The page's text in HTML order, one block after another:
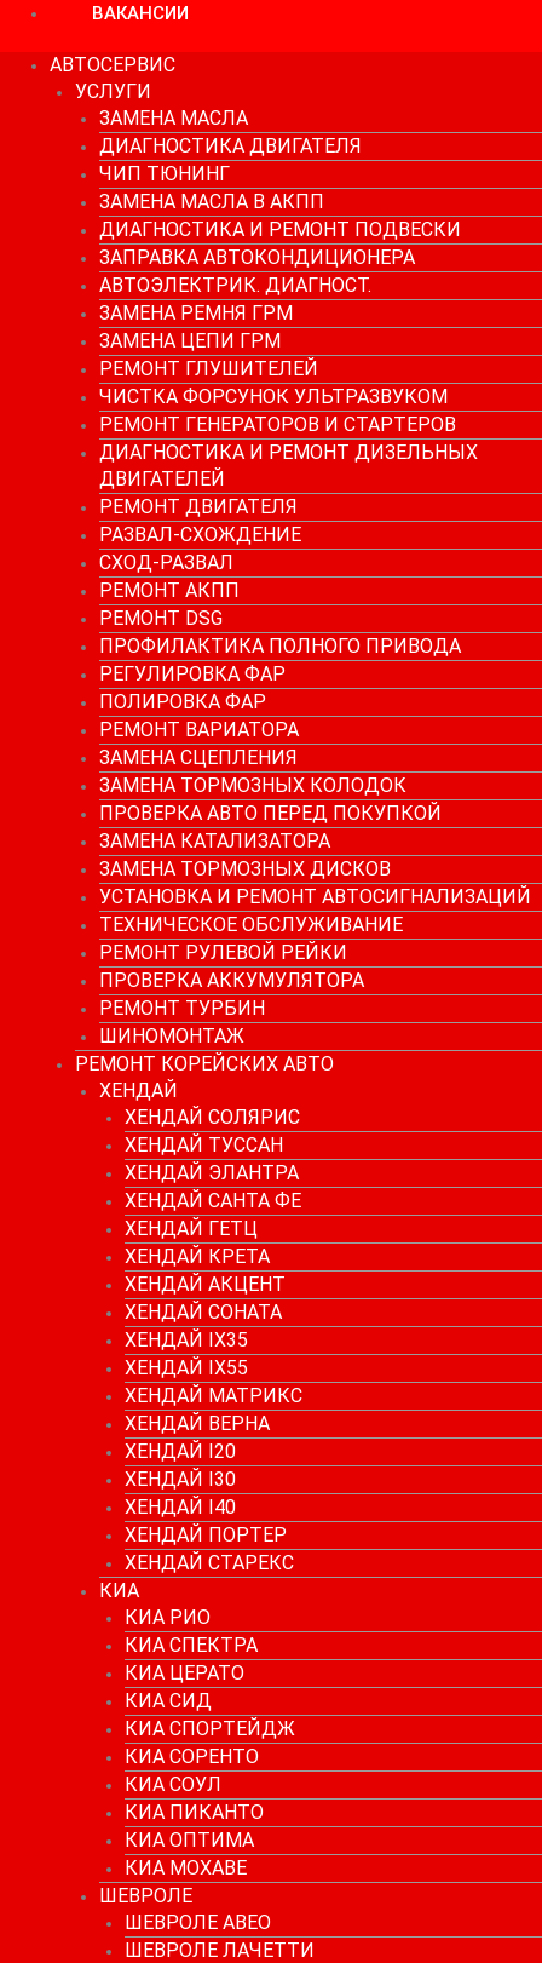
ВАКАНСИИ
АВТОСЕРВИС
УСЛУГИ
ЗАМЕНА МАСЛА
ДИАГНОСТИКА ДВИГАТЕЛЯ
ЧИП ТЮНИНГ
ЗАМЕНА МАСЛА В АКПП
ДИАГНОСТИКА И РЕМОНТ ПОДВЕСКИ
ЗАПРАВКА АВТОКОНДИЦИОНЕРА
АВТОЭЛЕКТРИК. ДИАГНОСТ.
ЗАМЕНА РЕМНЯ ГРМ
ЗАМЕНА ЦЕПИ ГРМ
РЕМОНТ ГЛУШИТЕЛЕЙ
ЧИСТКА ФОРСУНОК УЛЬТРАЗВУКОМ
РЕМОНТ ГЕНЕРАТОРОВ И СТАРТЕРОВ
ДИАГНОСТИКА И РЕМОНТ ДИЗЕЛЬНЫХ
ДВИГАТЕЛЕЙ
РЕМОНТ ДВИГАТЕЛЯ
РАЗВАЛ-СХОЖДЕНИЕ
СХОД-РАЗВАЛ
РЕМОНТ АКПП
РЕМОНТ DSG
ПРОФИЛАКТИКА ПОЛНОГО ПРИВОДА
РЕГУЛИРОВКА ФАР
ПОЛИРОВКА ФАР
РЕМОНТ ВАРИАТОРА
ЗАМЕНА СЦЕПЛЕНИЯ
ЗАМЕНА ТОРМОЗНЫХ КОЛОДОК
ПРОВЕРКА АВТО ПЕРЕД ПОКУПКОЙ
ЗАМЕНА КАТАЛИЗАТОРА
ЗАМЕНА ТОРМОЗНЫХ ДИСКОВ
УСТАНОВКА И РЕМОНТ АВТОСИГНАЛИЗАЦИЙ
ТЕХНИЧЕСКОЕ ОБСЛУЖИВАНИЕ
РЕМОНТ РУЛЕВОЙ РЕЙКИ
ПРОВЕРКА АККУМУЛЯТОРА
РЕМОНТ ТУРБИН
ШИНОМОНТАЖ
РЕМОНТ КОРЕЙСКИХ АВТО
ХЕНДАЙ
ХЕНДАЙ СОЛЯРИС
ХЕНДАЙ ТУССАН
ХЕНДАЙ ЭЛАНТРА
ХЕНДАЙ САНТА ФЕ
ХЕНДАЙ ГЕТЦ
ХЕНДАЙ КРЕТА
ХЕНДАЙ АКЦЕНТ
ХЕНДАЙ СОНАТА
ХЕНДАЙ IX35
ХЕНДАЙ IX55
ХЕНДАЙ МАТРИКС
ХЕНДАЙ ВЕРНА
ХЕНДАЙ I20
ХЕНДАЙ I30
ХЕНДАЙ I40
ХЕНДАЙ ПОРТЕР
ХЕНДАЙ СТАРЕКС
КИА
КИА РИО
КИА СПЕКТРА
КИА ЦЕРАТО
КИА СИД
КИА СПОРТЕЙДЖ
КИА СОРЕНТО
КИА СОУЛ
КИА ПИКАНТО
КИА ОПТИМА
КИА МОХАВЕ
ШЕВРОЛЕ
ШЕВРОЛЕ АВЕО
ШЕВРОЛЕ ЛАЧЕТТИ